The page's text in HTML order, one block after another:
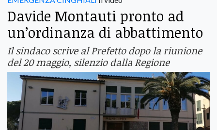
Davide Montauti pronto ad
un’ordinanza di abbattimento
Il sindaco scrive al Prefetto dopo la riunione
del 20 maggio, silenzio dalla Regione